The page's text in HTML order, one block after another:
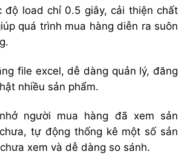
độ load chỉ 0.5 giây, cải thiện chất
quá trình mua hàng diễn ra suôn
file excel, dễ dàng quản lý, đăng
nhiều sản phẩm.
người mua hàng đã xem sản
tự động thống kê một số sản
xem và dễ dàng so sánh.